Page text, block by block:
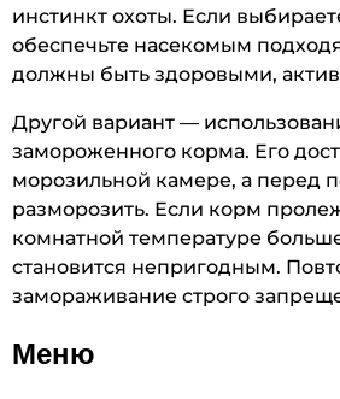
инстинкт охоты. Если
обеспечьте насекомым
должны быть здоровыми,
Другой вариант —
замороженного корма. Его
морозильной камере, а перед
разморозить. Если корм
комнатной температуре
становится непригодным.
замораживание строго
Меню